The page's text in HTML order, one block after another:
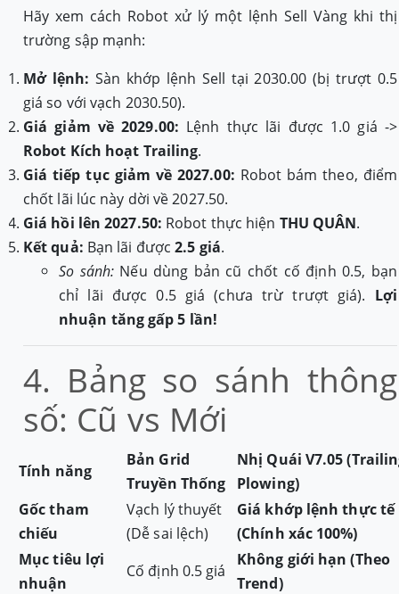
Hãy xem cách Robot xử lý một lệnh Sell Vàng khi thị
trường sập mạnh:
Mở lệnh: Sàn khớp lệnh Sell tại 2030.00 (bị trượt 0.5
giá so với vạch 2030.50).
Giá giảm về 2029.00: Lệnh thực lãi được 1.0 giá ->
Robot Kích hoạt Trailing.
Giá tiếp tục giảm về 2027.00: Robot bám theo, điểm
chốt lãi lúc này dời về 2027.50.
Giá hồi lên 2027.50: Robot thực hiện THU QUÂN.
Kết quả: Bạn lãi được2.5 giá.
So sánh: Nếu dùng bản cũ chốt cố định 0.5, bạn
chỉ lãi được 0.5 giá (chưa trừ trượt giá). Lợi
nhuận tăng gấp 5 lần!
4. Bảng so sánh thông
số: Cũ vs Mới
Tính năng
Bản Grid
Truyền Thống
Nhị Quái V7.05
Plowing)
Gốc tham
chiếu
Vạch lý thuyết
(Dễ sai lệch)
Giá khớp lệnh thực tế
(Chính xác 100%)
Mục tiêu lợi
nhuận
Cố định 0.5 giá
Không giới hạn (Theo
Trend)